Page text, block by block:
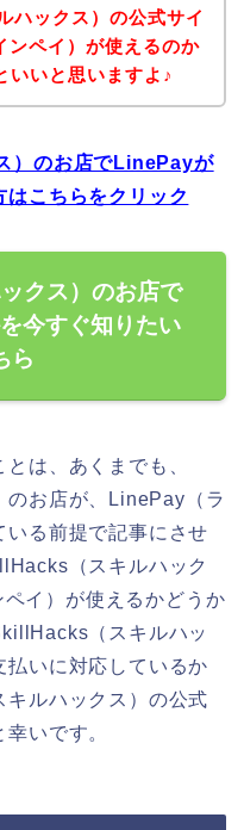
ックス）の公式サイ
ンペイ）が使えるのか
いいと思いますよ♪
）のお店でLinePayが
こちらをクリック
クス）のお店で
今すぐ知りたい
ら
は、あくまでも、
お店が、LinePay（ラ
いる前提で記事にさせ
（スキルハック
イ）が使えるかどうか
（スキルハッ
払いに対応しているか
ルハックス）の公式
いです。